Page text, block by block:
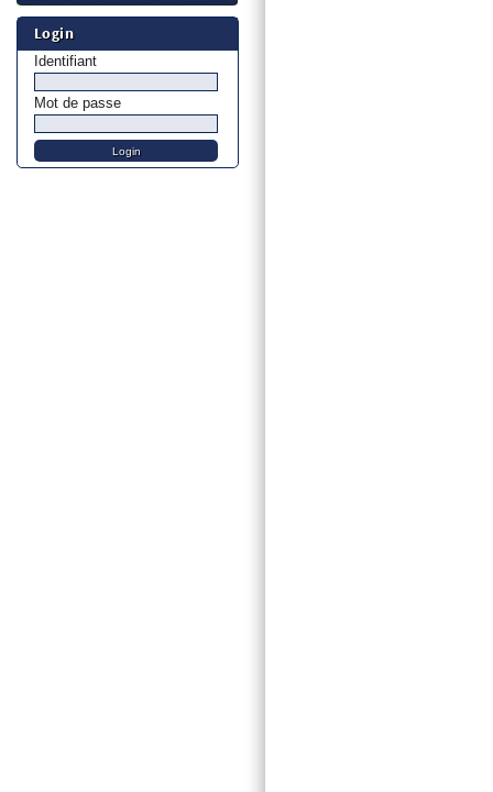
Login
Identifiant
Mot de passe